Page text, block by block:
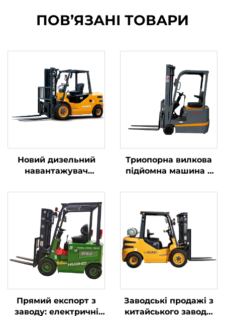
ПОВ’ЯЗАНІ ТОВАРИ
Новий дизельний
навантажувач
4 тонни з
високоякісним
японським двигуном
ISUZU
Триопорна вилкова
підйомна машина з
вагою 1,0 тонни,
розумною ціною
Прямий експорт з
заводу: електричні
Заводські продажі з
китайського заводу: